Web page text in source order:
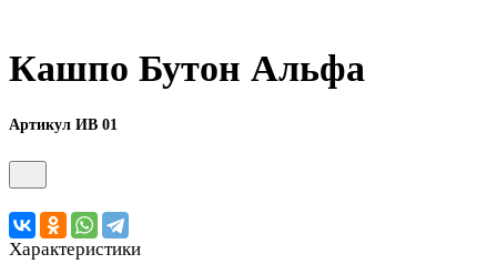
Кашпо Бутон Альфа
Артикул ИВ 01
Характеристики